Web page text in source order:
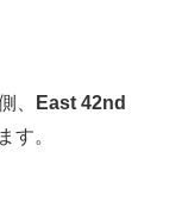
、
East 42nd
す。